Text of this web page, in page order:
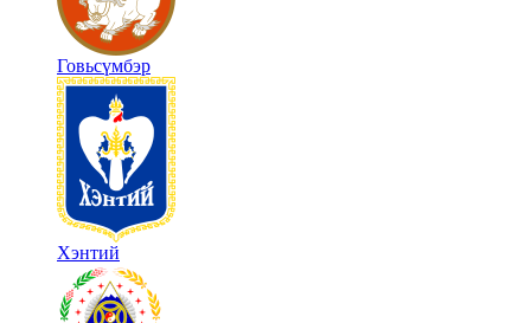
Говьсүмбэр
Хэнтий